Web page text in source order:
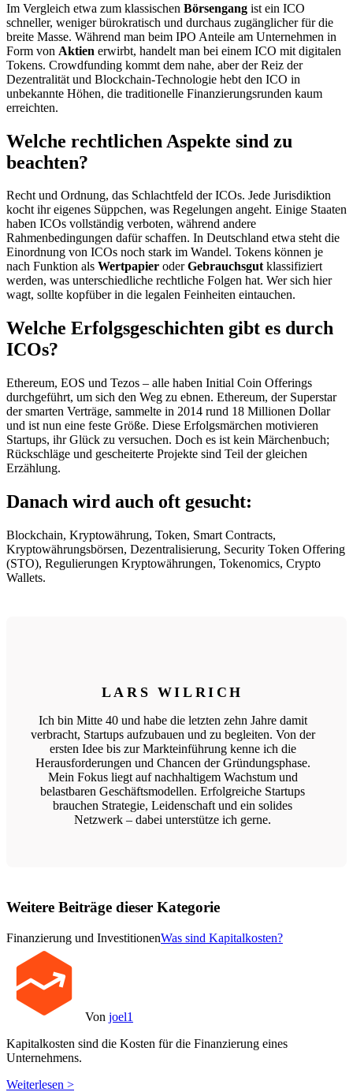
Im Vergleich etwa zum klassischen Börsengang ist ein ICO
schneller, weniger bürokratisch und durchaus zugänglicher für die
breite Masse. Während man beim IPO Anteile am Unternehmen in
Form von Aktien erwirbt, handelt man bei einem ICO mit digitalen
Tokens. Crowdfunding kommt dem nahe, aber der Reiz der
Dezentralität und Blockchain-Technologie hebt den ICO in
unbekannte Höhen, die traditionelle Finanzierungsrunden kaum
erreichten.
Welche rechtlichen Aspekte sind zu
beachten?
Recht und Ordnung, das Schlachtfeld der ICOs. Jede Jurisdiktion
kocht ihr eigenes Süppchen, was Regelungen angeht. Einige Staaten
haben ICOs vollständig verboten, während andere
Rahmenbedingungen dafür schaffen. In Deutschland etwa steht die
Einordnung von ICOs noch stark im Wandel. Tokens können je
nach Funktion als Wertpapier oderGebrauchsgutklassifiziert
werden, was unterschiedliche rechtliche Folgen hat. Wer sich hier
wagt, sollte kopfüber in die legalen Feinheiten eintauchen.
Welche Erfolgsgeschichten gibt es durch
ICOs?
Ethereum, EOS und Tezos – alle haben Initial Coin Offerings
durchgeführt, um sich den Weg zu ebnen. Ethereum, der Superstar
der smarten Verträge, sammelte in 2014 rund 18 Millionen Dollar
und ist nun eine feste Größe. Diese Erfolgsmärchen motivieren
Startups, ihr Glück zu versuchen. Doch es ist kein Märchenbuch;
Rückschläge und gescheiterte Projekte sind Teil der gleichen
Erzählung.
Danach wird auch oft gesucht:
Blockchain, Kryptowährung, Token, Smart Contracts,
Kryptowährungsbörsen, Dezentralisierung, Security Token Offering
(STO), Regulierungen Kryptowährungen, Tokenomics, Crypto
Wallets.
LARS WILRICH
Ich bin Mitte 40 und habe die letzten zehn Jahre damit
verbracht, Startups aufzubauen und zu begleiten. Von der
ersten Idee bis zur Markteinführung kenne ich die
Herausforderungen und Chancen der Gründungsphase.
Mein Fokus liegt auf nachhaltigem Wachstum und
belastbaren Geschäftsmodellen. Erfolgreiche Startups
brauchen Strategie, Leidenschaft und ein solides
Netzwerk – dabei unterstütze ich gerne.
Weitere Beiträge dieser Kategorie
Finanzierung und InvestitionenWas sind Kapitalkosten?
Von joel1
Kapitalkosten sind die Kosten für die Finanzierung eines
Unternehmens.
Weiterlesen >